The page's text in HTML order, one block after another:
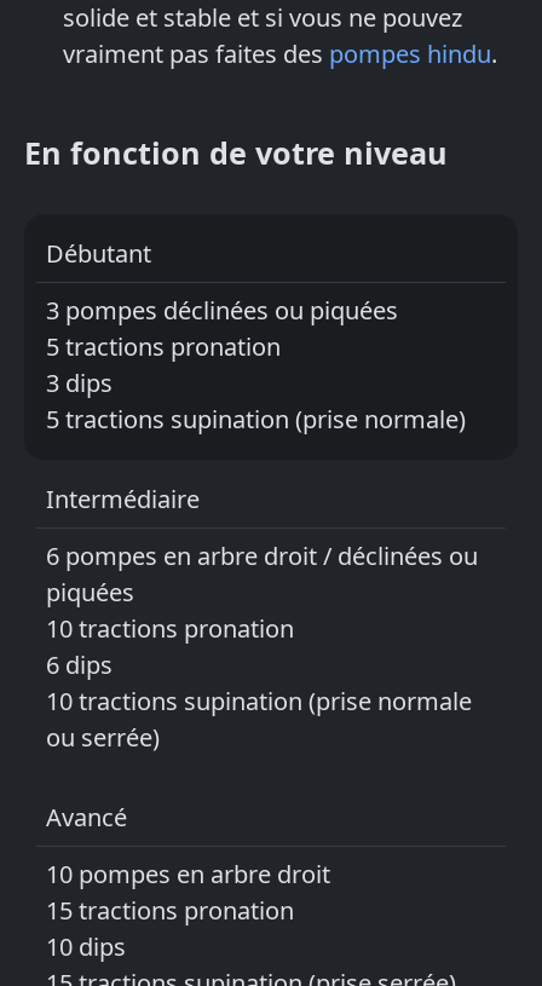
solide et stable et si vous ne pouvez
vraiment pas faites des pompes hindu.
En fonction de votre niveau
Débutant
3 pompes déclinées ou piquées
5 tractions pronation
3 dips
5 tractions supination (prise normale)
Intermédiaire
6 pompes en arbre droit / déclinées ou
piquées
10 tractions pronation
6 dips
10 tractions supination (prise normale
ou serrée)
Avancé
10 pompes en arbre droit
15 tractions pronation
10 dips